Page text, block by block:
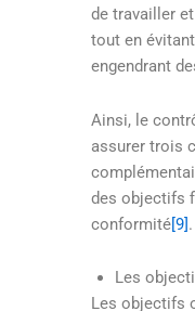
de travailler
tout en
engendrant
Ainsi, le
assurer trois
des objectifs
conformité[9].
Les
Les objectifs